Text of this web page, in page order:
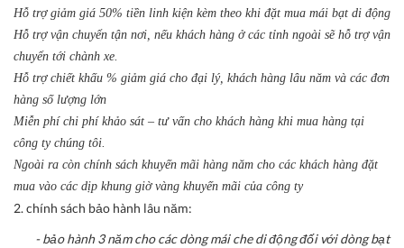
Hỗ trợ giảm giá 50% tiền linh kiện kèm theo khi đặt mua mái bạt di động
Hỗ trợ vận chuyển tận nơi, nếu khách hàng ở các tỉnh ngoài sẽ hỗ trợ vận
chuyển tới chành xe.
Hỗ trợ chiết khấu % giảm giá cho đại lý, khách hàng lâu năm và các đơn
hàng số lượng lớn
Miễn phí chi phí khảo sát – tư vấn cho khách hàng khi mua hàng tại
công ty chúng tôi.
Ngoài ra còn chính sách khuyến mãi hàng năm cho các khách hàng đặt
mua vào các dịp khung giờ vàng khuyến mãi của công ty
2. chính sách bảo hành lâu năm:
- bảo hành 3 năm cho các dòng mái che di động đối với dòng bạt